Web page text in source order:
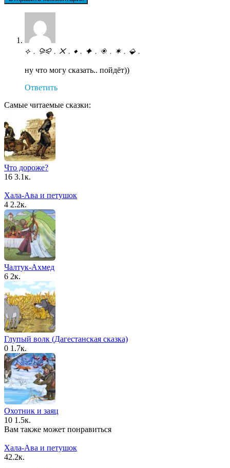
⟡﹒⪩⪨﹒☓﹒⬦﹒✦﹒◈﹒✶﹒⬙﹒
ну что могу сказать.. пойдёт))
Ответить
Самые читаемые сказки:
Что дороже?
16 3.1к.
Хала-Ава и петушок
4 2.2к.
Чалтук-Ахмед
6 2к.
Глупый волк (Дагестанская сказка)
0 1.7к.
Охотник и заяц
10 1.5к.
Вам также может понравиться
Хала-Ава и петушок
42.2к.